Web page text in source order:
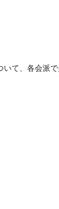
、各会派で